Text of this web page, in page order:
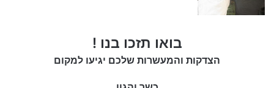
בואו תזכו בנו !
הצדקות והמעשרות שלכם יגיעו למקום